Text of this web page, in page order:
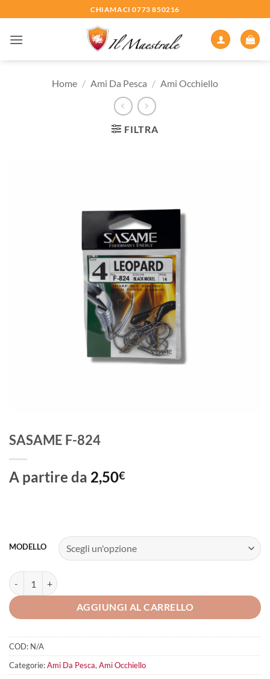
ai
contenuti
CHIAMACI 0773 850216
Home / Ami Da Pesca / Ami Occhiello
FILTRA
SASAME F-824
A partire da 2,50€
MODELLO
SASAME F-824 quantità
AGGIUNGI AL CARRELLO
COD: N/A
Categorie:Ami Da Pesca, Ami Occhiello